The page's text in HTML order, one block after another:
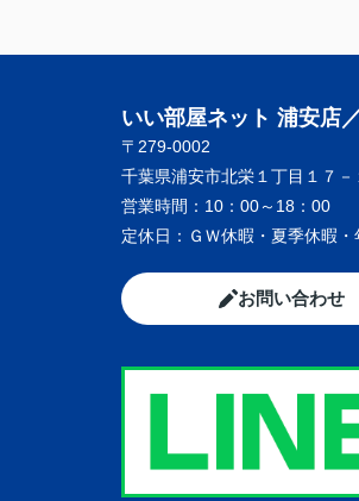
いい部屋ネット 浦安店
〒279-0002
千葉県浦安市北栄１丁目１７
営業時間： 10：00～18：00
定休日： ＧＷ休暇・夏季休暇
お問い合わせ